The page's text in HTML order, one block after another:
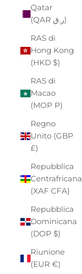
Qatar
(QAR ر.ق)
RAS di
Hong Kong
(HKD $)
RAS di
Macao
(MOP P)
Regno
Unito (GBP
£)
Repubblica
Centrafricana
(XAF CFA)
Repubblica
Dominicana
(DOP $)
Riunione
(EUR €)